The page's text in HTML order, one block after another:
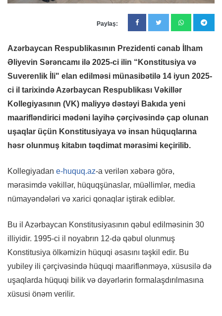
Paylaş:
Azərbaycan Respublikasının Prezidenti cənab İlham
Əliyevin Sərəncamı ilə 2025-ci ilin “Konstitusiya və
Suverenlik İli" elan edilməsi münasibətilə 14 iyun 2025-
ci il tarixində Azərbaycan Respublikası Vəkillər
Kollegiyasının (VK) maliyyə dəstəyi Bakıda yeni
maarifləndirici mədəni layihə çərçivəsində çap olunan
uşaqlar üçün Konstitusiyaya və insan hüquqlarına
həsr olunmuş kitabın təqdimat mərasimi keçirilib.
Kollegiyadan e-huquq.az-a verilən xəbərə görə,
mərasimdə vəkillər, hüquqşünaslar, müəllimlər, media
nümayəndələri və xarici qonaqlar iştirak ediblər.
Bu il Azərbaycan Konstitusiyasının qəbul edilməsinin 30
illiyidir. 1995-ci il noyabrın 12-də qəbul olunmuş
Konstitusiya ölkəmizin hüquqi əsasını təşkil edir. Bu
yubiley ili çərçivəsində hüquqi maariflənməyə, xüsusilə də
uşaqlarda hüquqi bilik və dəyərlərin formalaşdırılmasına
xüsusi önəm verilir.